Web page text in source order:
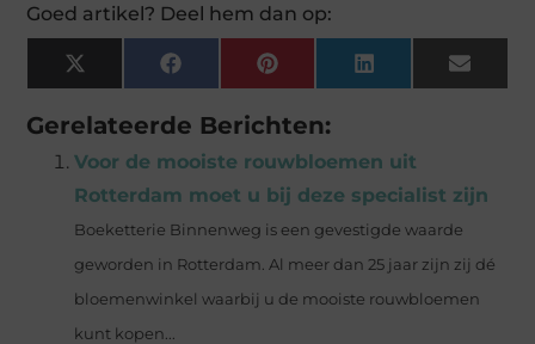
Goed artikel? Deel hem dan op:
X
(Twitter)
FacebookPinterestLinkedIn Email
Gerelateerde Berichten:
Voor de mooiste rouwbloemen uit
Rotterdam moet u bij deze specialist zijn
Boeketterie Binnenweg is een gevestigde waarde
geworden in Rotterdam. Al meer dan 25 jaar zijn zij dé
bloemenwinkel waarbij u de mooiste rouwbloemen
kunt kopen...